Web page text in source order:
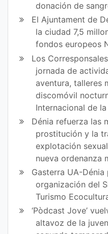
donación de
El Ajuntament de
la ciudad 7,5
fondos europeos
Los
jornada de
aventura, talleres
discomóvil
Internacional de
Dénia refuerza las
prostitución y la
explotación
nueva ordenanza
Gasterra UA-
organización del
Turismo
‘Pòdcast Jove’
altavoz de la